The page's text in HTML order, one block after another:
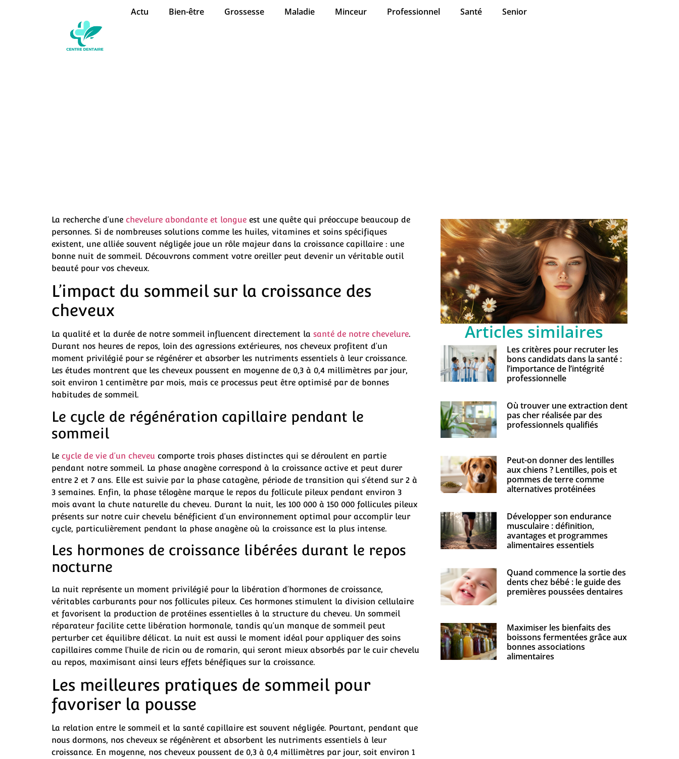
Actu Bien-être Grossesse Maladie Minceur Professionnel Santé Senior
La recherche d’une chevelure abondante et longue est une quête qui préoccupe beaucoup de
personnes. Si de nombreuses solutions comme les huiles, vitamines et soins spécifiques
existent, une alliée souvent négligée joue un rôle majeur dans la croissance capillaire : une
bonne nuit de sommeil. Découvrons comment votre oreiller peut devenir un véritable outil
beauté pour vos cheveux.
L’impact du sommeil sur la croissance des
cheveux
La qualité et la durée de notre sommeil influencent directement la santé de notre chevelure.
Durant nos heures de repos, loin des agressions extérieures, nos cheveux profitent d’un
moment privilégié pour se régénérer et absorber les nutriments essentiels à leur croissance.
Les études montrent que les cheveux poussent en moyenne de 0,3 à 0,4 millimètres par jour,
soit environ 1 centimètre par mois, mais ce processus peut être optimisé par de bonnes
habitudes de sommeil.
Le cycle de régénération capillaire pendant le
sommeil
Le cycle de vie d’un cheveu comporte trois phases distinctes qui se déroulent en partie
pendant notre sommeil. La phase anagène correspond à la croissance active et peut durer
entre 2 et 7 ans. Elle est suivie par la phase catagène, période de transition qui s’étend sur 2 à
3 semaines. Enfin, la phase télogène marque le repos du follicule pileux pendant environ 3
mois avant la chute naturelle du cheveu. Durant la nuit, les 100 000 à 150 000 follicules pileux
présents sur notre cuir chevelu bénéficient d’un environnement optimal pour accomplir leur
cycle, particulièrement pendant la phase anagène où la croissance est la plus intense.
Les hormones de croissance libérées durant le repos
nocturne
La nuit représente un moment privilégié pour la libération d’hormones de croissance,
véritables carburants pour nos follicules pileux. Ces hormones stimulent la division cellulaire
et favorisent la production de protéines essentielles à la structure du cheveu. Un sommeil
réparateur facilite cette libération hormonale, tandis qu’un manque de sommeil peut
perturber cet équilibre délicat. La nuit est aussi le moment idéal pour appliquer des soins
capillaires comme l’huile de ricin ou de romarin, qui seront mieux absorbés par le cuir chevelu
au repos, maximisant ainsi leurs effets bénéfiques sur la croissance.
Les meilleures pratiques de sommeil pour
favoriser la pousse
La relation entre le sommeil et la santé capillaire est souvent négligée. Pourtant, pendant que
nous dormons, nos cheveux se régénèrent et absorbent les nutriments essentiels à leur
croissance. En moyenne, nos cheveux poussent de 0,3 à 0,4 millimètres par jour, soit environ 1
Articles similaires
Les critères pour recruter les
bons candidats dans la santé :
l’importance de l’intégrité
professionnelle
Où trouver une extraction dent
pas cher réalisée par des
professionnels qualifiés
Peut-on donner des lentilles
aux chiens ? Lentilles, pois et
pommes de terre comme
alternatives protéinées
Développer son endurance
musculaire : définition,
avantages et programmes
alimentaires essentiels
Quand commence la sortie des
dents chez bébé : le guide des
premières poussées dentaires
Maximiser les bienfaits des
boissons fermentées grâce aux
bonnes associations
alimentaires